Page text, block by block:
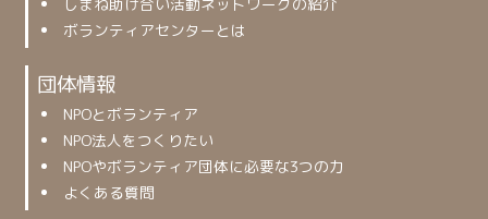
しまね助け合い活動ネットワークの紹介
ボランティアセンターとは
団体情報
NPOとボランティア
NPO法人をつくりたい
NPOやボランティア団体に必要な3つの力
よくある質問